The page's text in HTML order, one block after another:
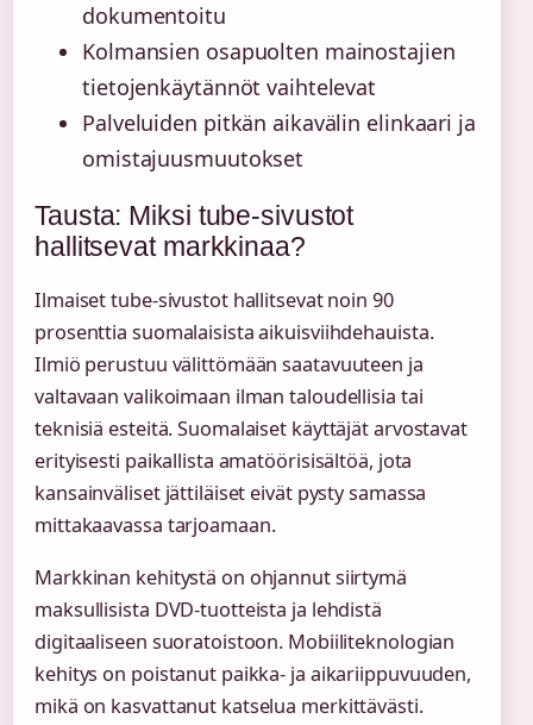
dokumentoitu
Kolmansien osapuolten mainostajien
tietojenkäytännöt vaihtelevat
Palveluiden pitkän aikavälin elinkaari ja
omistajuusmuutokset
Tausta: Miksi tube-sivustot
hallitsevat markkinaa?
Ilmaiset tube-sivustot hallitsevat noin 90
prosenttia suomalaisista aikuisviihdehauista.
Ilmiö perustuu välittömään saatavuuteen ja
valtavaan valikoimaan ilman taloudellisia tai
teknisiä esteitä. Suomalaiset käyttäjät arvostavat
erityisesti paikallista amatöörisisältöä, jota
kansainväliset jättiläiset eivät pysty samassa
mittakaavassa tarjoamaan.
Markkinan kehitystä on ohjannut siirtymä
maksullisista DVD-tuotteista ja lehdistä
digitaaliseen suoratoistoon. Mobiiliteknologian
kehitys on poistanut paikka- ja aikariippuvuuden,
mikä on kasvattanut katselua merkittävästi.